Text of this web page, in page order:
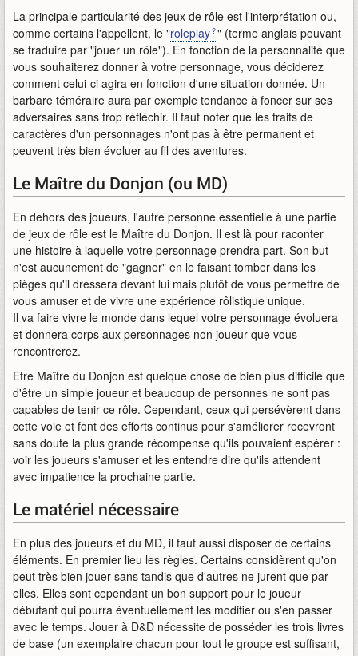
La principale particularité des jeux de rôle est l'interprétation ou,
comme certains l'appellent, le "roleplay " (terme anglais pouvant
se traduire par "jouer un rôle"). En fonction de la personnalité que
vous souhaiterez donner à votre personnage, vous déciderez
comment celui-ci agira en fonction d'une situation donnée. Un
barbare téméraire aura par exemple tendance à foncer sur ses
adversaires sans trop réfléchir. Il faut noter que les traits de
caractères d'un personnages n'ont pas à être permanent et
peuvent très bien évoluer au fil des aventures.
Le Maître du Donjon (ou MD)
En dehors des joueurs, l'autre personne essentielle à une partie
de jeux de rôle est le Maître du Donjon. Il est là pour raconter
une histoire à laquelle votre personnage prendra part. Son but
n'est aucunement de "gagner" en le faisant tomber dans les
pièges qu'il dressera devant lui mais plutôt de vous permettre de
vous amuser et de vivre une expérience rôlistique unique.
Il va faire vivre le monde dans lequel votre personnage évoluera
et donnera corps aux personnages non joueur que vous
rencontrerez.
Etre Maître du Donjon est quelque chose de bien plus difficile que
d'être un simple joueur et beaucoup de personnes ne sont pas
capables de tenir ce rôle. Cependant, ceux qui persévèrent dans
cette voie et font des efforts continus pour s'améliorer recevront
sans doute la plus grande récompense qu'ils pouvaient espérer :
voir les joueurs s'amuser et les entendre dire qu'ils attendent
avec impatience la prochaine partie.
Le matériel nécessaire
En plus des joueurs et du MD, il faut aussi disposer de certains
éléments. En premier lieu les règles. Certains considèrent qu'on
peut très bien jouer sans tandis que d'autres ne jurent que par
elles. Elles sont cependant un bon support pour le joueur
débutant qui pourra éventuellement les modifier ou s'en passer
avec le temps. Jouer à D&D nécessite de posséder les trois livres
de base (un exemplaire chacun pour tout le groupe est suffisant,